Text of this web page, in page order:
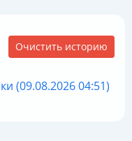
Очистить историю
(09.08.2026 04:51)